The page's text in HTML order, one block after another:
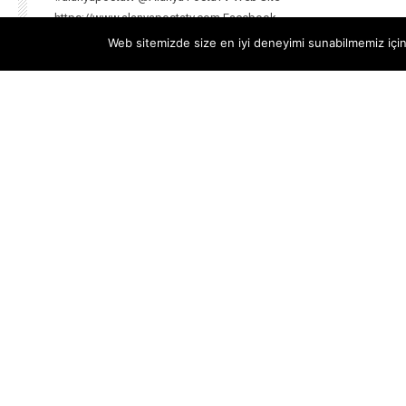
https://www.alanyapostatv.com Facebook
https://www.facebook.com/alanyapostasitv Twitter
Web sitemizde size en iyi deneyimi sunabilmemiz